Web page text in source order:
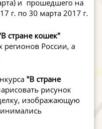
и прошедшего на
г. по 30 марта 2017 г.
стране кошек"
регионов России, а
"В стране
рисунок
изображающую